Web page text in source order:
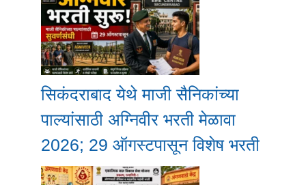
सिकंदराबाद येथे माजी सैनिकांच्या
पाल्यांसाठी अग्निवीर भरती मेळावा
2026; 29 ऑगस्टपासून विशेष भरती